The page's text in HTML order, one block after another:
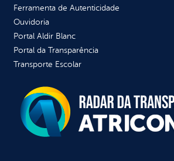
Ferramenta de Autenticidade
Ouvidoria
Portal Aldir Blanc
Portal da Transparência
Transporte Escolar